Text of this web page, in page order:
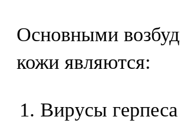
Основными
кожи являются:
Вирусы